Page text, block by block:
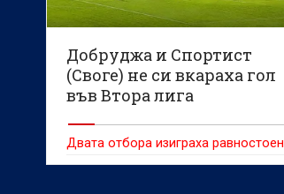
Добруджа и Спортист
(Своге) не си вкараха гол
във Втора лига
Двата отбора изиграха равностоен